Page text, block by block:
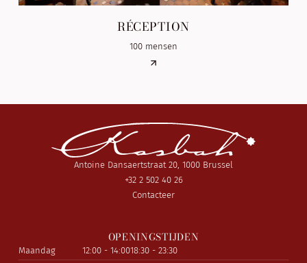
RÉCEPTION
100 mensen
Antoine Dansaertstraat 20, 1000 Brussel
+32 2 502 40 26
Contacteer
OPENINGSTIJDEN
Maandag 12:00 - 14:0018:30 - 23:30